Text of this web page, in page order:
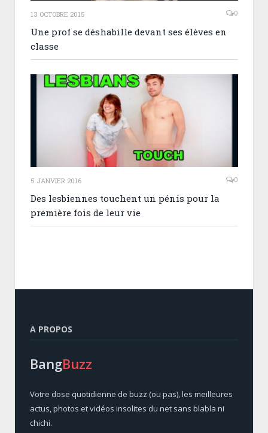
13 OCTOBRE 2015 0
Une prof se déshabille devant ses élèves en
classe
5 JANVIER 2016 0
Des lesbiennes touchent un pénis pour la
première fois de leur vie
A PROPOS
BangBuzz
Votre dose quotidienne de buzz (ou pas), les meilleures
actus, photos et vidéos insolites du net sans blabla ni
chichi.